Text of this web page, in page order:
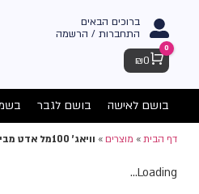
ברוכים הבאים
התחברות / הרשמה
Cart
0
₪0
בושם לאישה בושם לגבר
דף הבית» מוצרים» וויאג' 100מל אדט מבית נאוטיקה טסטר – בושם לגבר
Loading...